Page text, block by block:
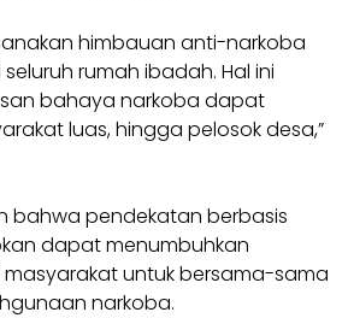
himbauan anti-narkoba
rumah ibadah. Hal ini
bahaya narkoba dapat
luas, hingga pelosok desa,”
bahwa pendekatan berbasis
dapat menumbuhkan
masyarakat untuk bersama-sama
narkoba.